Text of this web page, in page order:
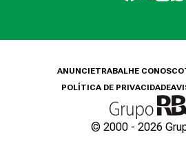
ANUNCIETRABALHE CONOSCO
POLÍTICA DE PRIVACIDADE
© 2000 - 2026